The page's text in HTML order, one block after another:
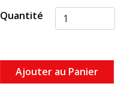
Quantité
Ajouter au Panier